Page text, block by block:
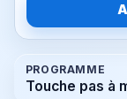
PROGRAMME
Touche pas à